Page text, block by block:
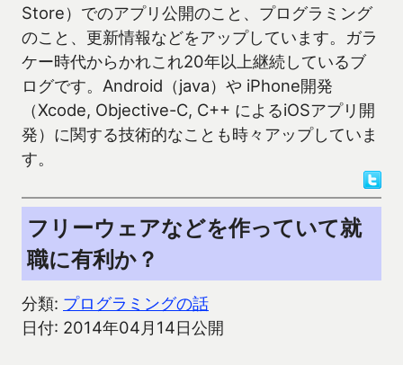
Store）でのアプリ公開のこと、プログラミング
のこと、更新情報などをアップしています。ガラ
ケー時代からかれこれ20年以上継続しているブ
ログです。Android（java）や iPhone開発
（Xcode, Objective-C, C++ によるiOSアプリ開
発）に関する技術的なことも時々アップしていま
す。
フリーウェアなどを作っていて就
職に有利か？
分類: プログラミングの話
日付: 2014年04月14日公開